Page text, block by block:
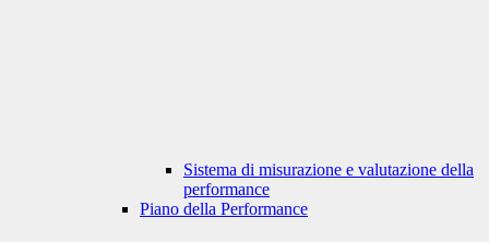
Sistema di misurazione e valutazione della
performance
Piano della Performance